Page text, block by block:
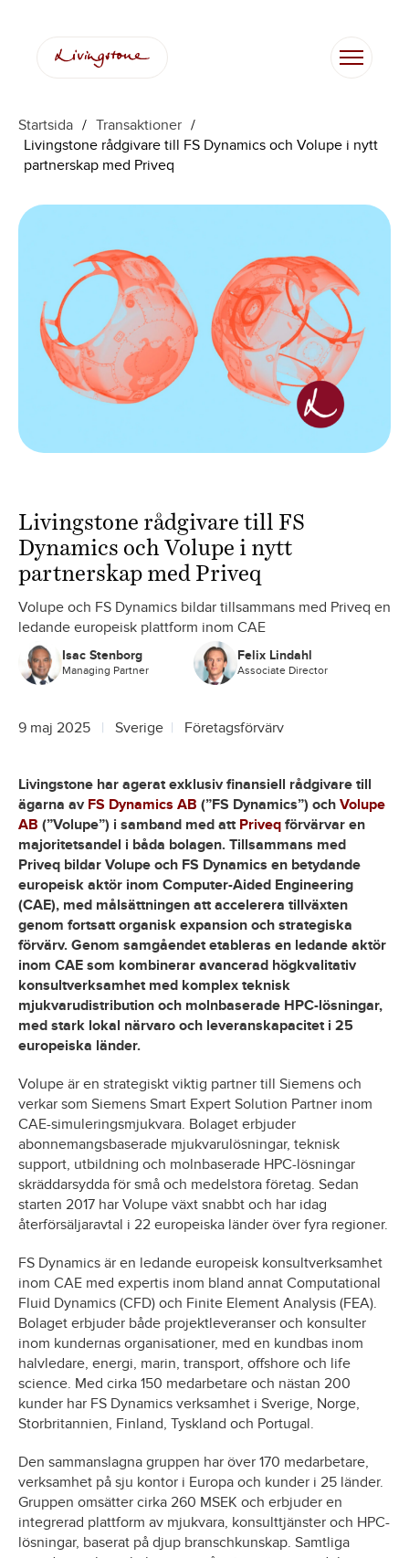
Startsida / Transaktioner /
Livingstone rådgivare till FS Dynamics och Volupe i nytt
partnerskap med Priveq
Livingstone rådgivare till FS
Dynamics och Volupe i nytt
partnerskap med Priveq
Volupe och FS Dynamics bildar tillsammans med Priveq en
ledande europeisk plattform inom CAE
Isac Stenborg
Managing Partner
Felix Lindahl
Associate Director
9 maj 2025 Sverige Företagsförvärv
Livingstone har agerat exklusiv finansiell rådgivare till
ägarna av FS Dynamics AB (”FS Dynamics”) och Volupe
AB (”Volupe”) i samband med att Priveq förvärvar en
majoritetsandel i båda bolagen. Tillsammans med
Priveq bildar Volupe och FS Dynamics en betydande
europeisk aktör inom Computer-Aided Engineering
(CAE), med målsättningen att accelerera tillväxten
genom fortsatt organisk expansion och strategiska
förvärv. Genom samgåendet etableras en ledande aktör
inom CAE som kombinerar avancerad högkvalitativ
konsultverksamhet med komplex teknisk
mjukvarudistribution och molnbaserade HPC-lösningar,
med stark lokal närvaro och leveranskapacitet i 25
europeiska länder.
Volupe är en strategiskt viktig partner till Siemens och
verkar som Siemens Smart Expert Solution Partner inom
CAE-simuleringsmjukvara. Bolaget erbjuder
abonnemangsbaserade mjukvarulösningar, teknisk
support, utbildning och molnbaserade HPC-lösningar
skräddarsydda för små och medelstora företag. Sedan
starten 2017 har Volupe växt snabbt och har idag
återförsäljaravtal i 22 europeiska länder över fyra regioner.
FS Dynamics är en ledande europeisk konsultverksamhet
inom CAE med expertis inom bland annat Computational
Fluid Dynamics (CFD) och Finite Element Analysis (FEA).
Bolaget erbjuder både projektleveranser och konsulter
inom kundernas organisationer, med en kundbas inom
halvledare, energi, marin, transport, offshore och life
science. Med cirka 150 medarbetare och nästan 200
kunder har FS Dynamics verksamhet i Sverige, Norge,
Storbritannien, Finland, Tyskland och Portugal.
Den sammanslagna gruppen har över 170 medarbetare,
verksamhet på sju kontor i Europa och kunder i 25 länder.
Gruppen omsätter cirka 260 MSEK och erbjuder en
integrerad plattform av mjukvara, konsulttjänster och HPC-
lösningar, baserat på djup branschkunskap. Samtliga